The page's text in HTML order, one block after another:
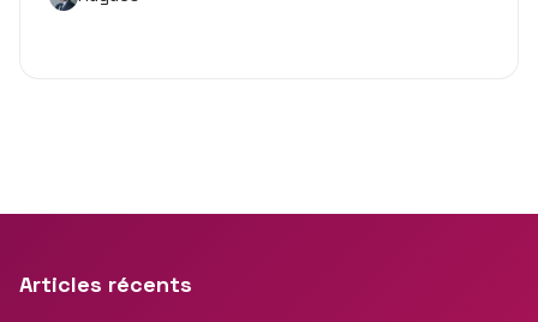
Articles récents